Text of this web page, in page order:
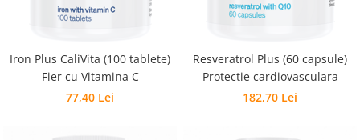
Iron Plus CaliVita (100 tablete)
Fier cu Vitamina C
77,40 Lei
Resveratrol Plus (60 capsule)
Protectie cardiovasculara
182,70 Lei